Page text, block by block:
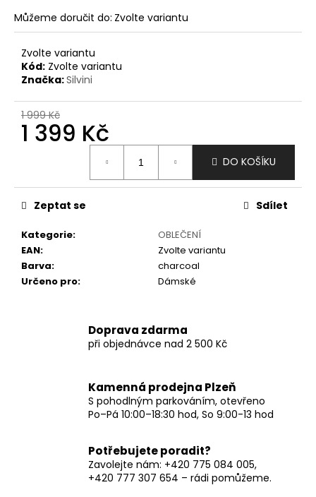
Můžeme doručit do: Zvolte variantu
Zvolte variantu
Kód: Zvolte variantu
Značka:Silvini
1 999 Kč
1 399 Kč
DO KOŠÍKU
Kategorie:
OBLEČENÍ
EAN:
Zvolte variantu
Barva:
charcoal
Určeno pro: Dámské
Zeptat se Sdílet
Doprava zdarma
při objednávce nad 2 500 Kč
Kamenná prodejna Plzeň
S pohodlným parkováním, otevřeno
Po–Pá 10:00–18:30 hod, So 9:00-13 hod
Potřebujete poradit?
Zavolejte nám: +420 775 084 005,
+420 777 307 654 – rádi pomůžeme.
o
p
u
č
u